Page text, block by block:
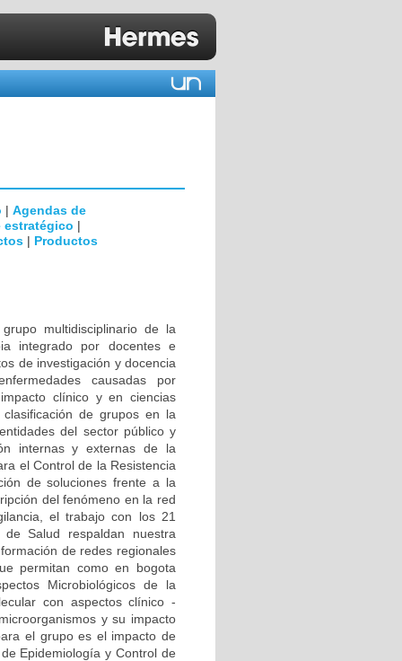
| Agendas de
estratégico |
| Productos
multidisciplinario de la
integrado por docentes e
de investigación y docencia
causadas por
clínico y en ciencias
de grupos en la
del sector público y
internas y externas de la
el Control de la Resistencia
de soluciones frente a la
del fenómeno en la red
el trabajo con los 21
Salud respaldan nuestra
de redes regionales
permitan como en bogota
Microbiológicos de la
con aspectos clínico -
y su impacto
el grupo es el impacto de
Epidemiología y Control de